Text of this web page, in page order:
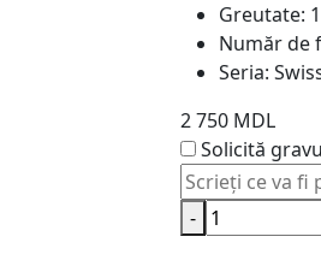
Greutate:
Număr de
Seria:
2 750 MDL
Solicită
-